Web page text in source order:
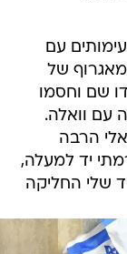
עם
של
שם וחסמו
עם וואלה.
הרבה
יד למעלה,
שלי החליקה